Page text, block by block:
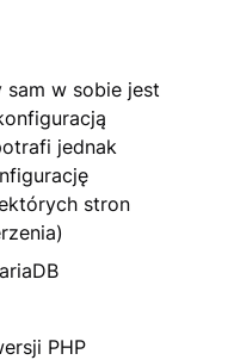
sam w sobie jest
jednak
stron
PHP